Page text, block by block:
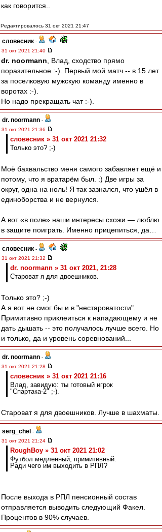
как говорится..
Редактировалось 31 окт 2021 21:47
словесник -
31 окт 2021 21:40
dr. noormann , Влад, сходство прямо
поразительное :-). Первый мой матч -- в 15 лет
за поселковую мужскую команду именно в
воротах :-).
Но надо прекращать чат :-).
dr. noormann -
31 окт 2021 21:36
словесник » 31 окт 2021 21:32
Только это? ;-)
Моё бахвальство меня самого забавляет ещё и
потому, что я вратарём был. :) Две игры за
округ, одна на ноль! Я так зазнался, что ушёл в
единоборства и не вернулся.
А вот «в поле» наши интересы схожи — люблю
в защите поиграть. Именно прицепиться, да…
словесник -
31 окт 2021 21:32
dr. noormann » 31 окт 2021, 21:28
Староват я для двоешников.
Только это? ;-)
А я вот не смог бы и в "нестароватости".
Примитивно приклеиться к нападающему и не
дать дышать -- это получалось лучше всего. Но
и только, да и уровень соревнований...
dr. noormann -
31 окт 2021 21:28
словесник » 31 окт 2021 21:16
Влад, завидую: ты готовый игрок
"Спартака-2" ;-).
Староват я для двоешников. Лучше в шахматы.
serg_chel -
31 окт 2021 21:24
RoughBoy » 31 окт 2021 21:02
Футбол медленный, примитивный.
Ради чего им выходить в РПЛ?
После выхода в РПЛ пенсионный состав
отправляется выводить следующий Факел.
Процентов в 90% случаев.